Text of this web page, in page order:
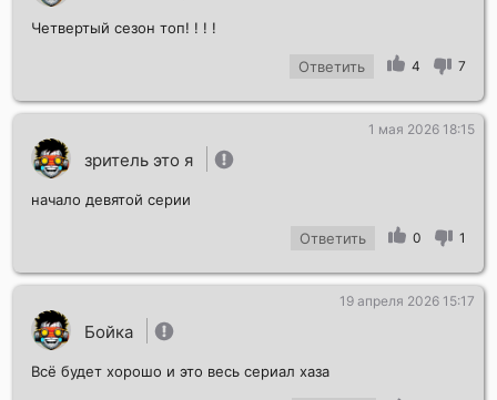
Четвертый сезон топ! ! ! !
Ответить 4 7
зритель это я
1 мая 2026 18:15
начало девятой серии
Ответить 0 1
Бойка
19 апреля 2026 15:17
Всё будет хорошо и это весь сериал хаза